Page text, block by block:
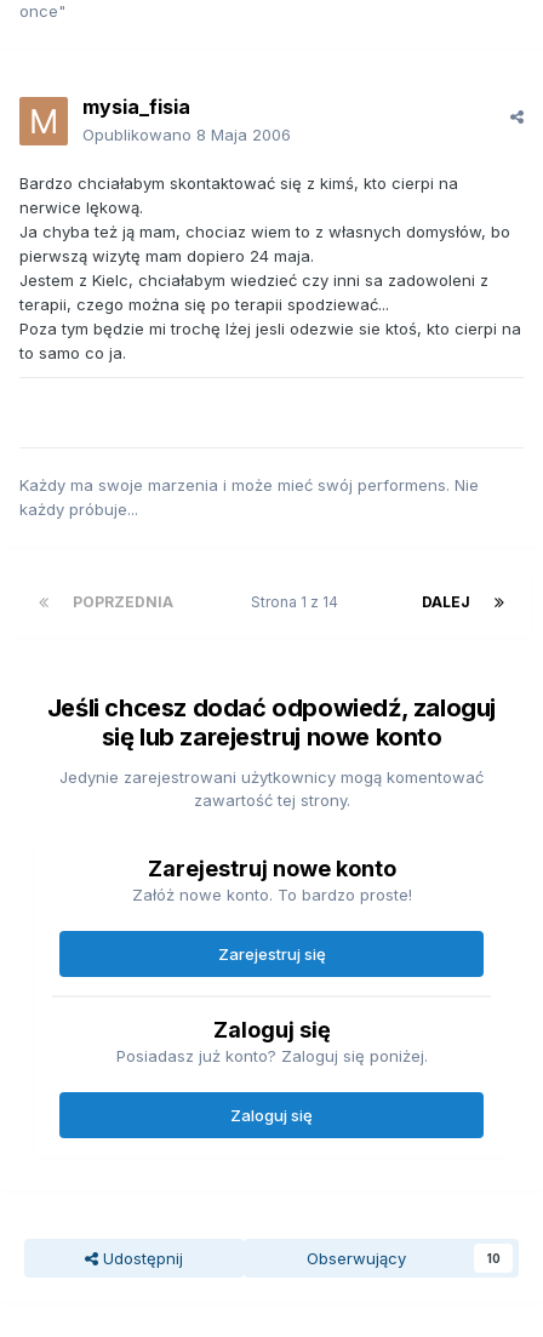
once"
mysia_fisia
Opublikowano 8 Maja 2006
Bardzo chciałabym skontaktować się z kimś, kto cierpi na
nerwice lękową.
Ja chyba też ją mam, chociaz wiem to z własnych domysłów, bo
pierwszą wizytę mam dopiero 24 maja.
Jestem z Kielc, chciałabym wiedzieć czy inni sa zadowoleni z
terapii, czego można się po terapii spodziewać...
Poza tym będzie mi trochę lżej jesli odezwie sie ktoś, kto cierpi na
to samo co ja.
Każdy ma swoje marzenia i może mieć swój performens. Nie
każdy próbuje...
POPRZEDNIA DALEJ
Strona 1 z 14
Jeśli chcesz dodać odpowiedź, zaloguj
się lub zarejestruj nowe konto
Jedynie zarejestrowani użytkownicy mogą komentować
zawartość tej strony.
Zarejestruj nowe konto
Załóż nowe konto. To bardzo proste!
Zarejestruj się
Zaloguj się
Posiadasz już konto? Zaloguj się poniżej.
Zaloguj się
Udostępnij Obserwujący 10